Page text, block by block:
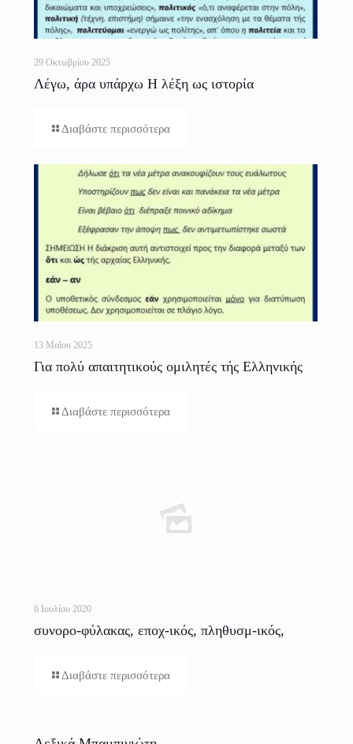
29 Οκτωβρίου 2025
Λέγω, άρα υπάρχω Η λέξη ως ιστορία
Διαβάστε περισσότερα
13 Μαΐου 2025
Για πολύ απαιτητικούς ομιλητές τής Ελληνικής
Διαβάστε περισσότερα
6 Ιουλίου 2020
συνορο-φύλακας, εποχ-ικός, πληθυσμ-ικός,
Διαβάστε περισσότερα